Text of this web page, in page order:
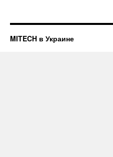
MITECH в Украине